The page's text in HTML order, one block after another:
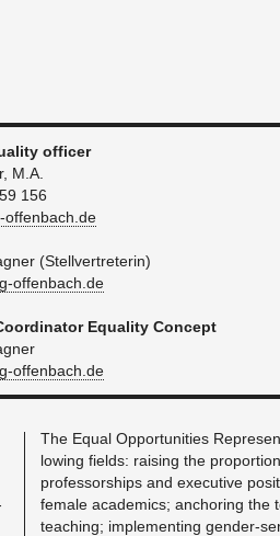
of­fi­cer
M.A.
156
​offenbach.​de
(Stel­lvertreterin)
​offenbach.​de
Equal­ity Con­cept
​offenbach.​de
The Equal Op­por­tu­ni­ties
low­ing fields: rais­ing the
pro­fes­sor­ships and ex­ec­u­tive
fe­male aca­d­e­mics; an­chor­ing the
teach­ing; im­ple­ment­ing gen­der-